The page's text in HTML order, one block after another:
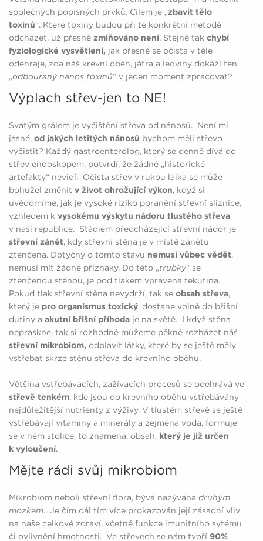
společných popisných prvků. Cílem je „zbavit tělo
toxinů“. Které toxiny budou při té konkrétní metodě
odcházet, už přesně zmiňováno není. Stejně tak chybí
fyziologické vysvětlení, jak přesně se očista v těle
odehraje, zda náš krevní oběh, játra a ledviny dokáží ten
„odbouraný nános toxinů“ v jeden moment zpracovat?
Výplach střev-jen to NE!
Svatým grálem je vyčištění střeva od nánosů. Není mi
jasné, od jakých letitých nánosů bychom měli střevo
vyčistit? Každý gastroenterolog, který se denně dívá do
střev endoskopem, potvrdí, že žádné „historické
artefakty“ nevidí. Očista střev v rukou laika se může
bohužel změnit v život ohrožující výkon, když si
uvědomíme, jak je vysoké riziko poranění střevní sliznice,
vzhledem k vysokému výskytu nádoru tlustého střeva
v naší republice. Stádiem předcházející střevní nádor je
střevní zánět, kdy střevní stěna je v místě zánětu
ztenčena. Dotyčný o tomto stavu nemusí vůbec vědět,
nemusí mít žádné příznaky. Do této „trubky“ se
ztenčenou stěnou, je pod tlakem vpravena tekutina.
Pokud tlak střevní stěna nevydrží, tak se obsah střeva,
který je pro organismus toxický, dostane volně do břišní
dutiny a akutní břišní příhoda je na světě. I když stěna
nepraskne, tak si rozhodně můžeme pěkně rozházet náš
střevní mikrobiom, odplavit látky, které by se ještě měly
vstřebat skrze stěnu střeva do krevního oběhu.
Většina vstřebávacích, zažívacích procesů se odehrává ve
střevě tenkém, kde jsou do krevního oběhu vstřebávány
nejdůležitější nutrienty z výživy. V tlustém střevě se ještě
vstřebávají vitamíny a minerály a zejména voda, formuje
se v něm stolice, to znamená, obsah, který je již určen
k vyloučení.
Mějte rádi svůj mikrobiom
Mikrobiom neboli střevní flora, bývá nazývána druhým
mozkem. Je čím dál tím více prokazován její zásadní vliv
na naše celkové zdraví, včetně funkce imunitního sytému
či ovlivnění hmotnosti. Ve střevech se nám tvoří 90%